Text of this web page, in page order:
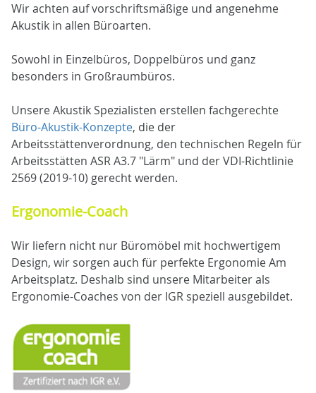
Wir achten auf vorschriftsmäßige und angenehme
Akustik in allen Büroarten.
Sowohl in Einzelbüros, Doppelbüros und ganz
besonders in Großraumbüros.
Unsere Akustik Spezialisten erstellen fachgerechte
Büro-Akustik-Konzepte, die der
Arbeitsstättenverordnung, den technischen Regeln für
Arbeitsstätten ASR A3.7 "Lärm" und der VDI-Richtlinie
2569 (2019-10) gerecht werden.
Ergonomie-Coach
Wir liefern nicht nur Büromöbel mit hochwertigem
Design, wir sorgen auch für perfekte Ergonomie Am
Arbeitsplatz. Deshalb sind unsere Mitarbeiter als
Ergonomie-Coaches von der IGR speziell ausgebildet.